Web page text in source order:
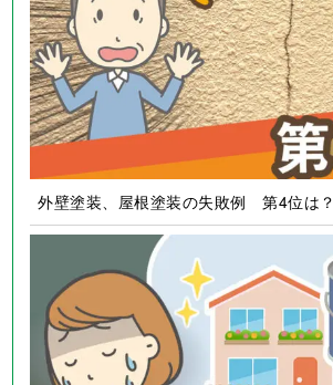
外壁塗装、屋根塗装の失敗例 第4位は？